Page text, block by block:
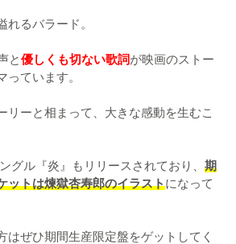
れるバラード。
と優しくも切ない歌詞が映画のストー
っています。
リーと相まって、大きな感動を生むこ
グル『炎』もリリースされており、 期
ットは煉獄杏寿郎のイラストになって
はぜひ期間生産限定盤をゲットしてく